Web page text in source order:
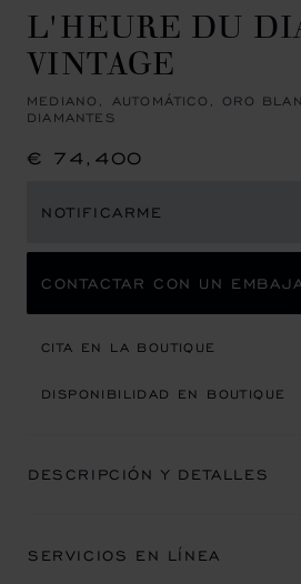
L'HEURE DU
VINTAGE
MEDIANO, AUTOMÁTICO, ORO
DIAMANTES
€ 74,400
NOTIFICARME
CONTACTAR CON UN
CITA EN LA BOUTIQUE
DISPONIBILIDAD EN BOUTIQUE
DESCRIPCIÓN Y DETALLES
SERVICIOS EN LÍNEA